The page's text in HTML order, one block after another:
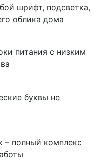
шрифт, подсветка,
облика дома
питания с низким
буквы не
– полный комплекс